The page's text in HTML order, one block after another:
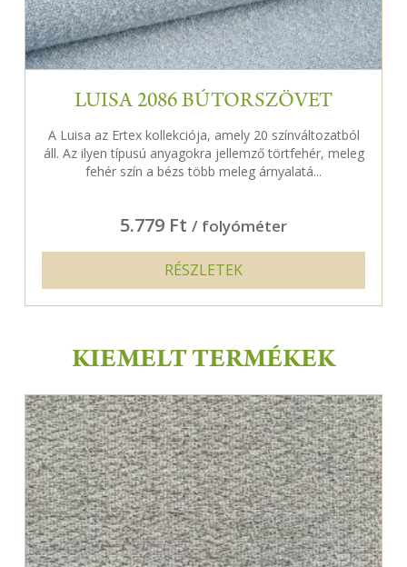
LUISA 2086 BÚTORSZÖVET
A Luisa az Ertex kollekciója, amely 20 színváltozatból
áll. Az ilyen típusú anyagokra jellemző törtfehér, meleg
fehér szín a bézs több meleg árnyalatá...
5.779 Ft / folyóméter
RÉSZLETEK
KIEMELT TERMÉKEK